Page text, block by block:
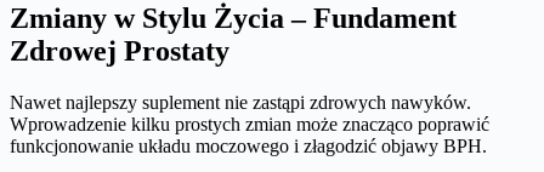
Zmiany w Stylu Życia – Fundament
Zdrowej Prostaty
Nawet najlepszy suplement nie zastąpi zdrowych nawyków.
Wprowadzenie kilku prostych zmian może znacząco poprawić
funkcjonowanie układu moczowego i złagodzić objawy BPH.